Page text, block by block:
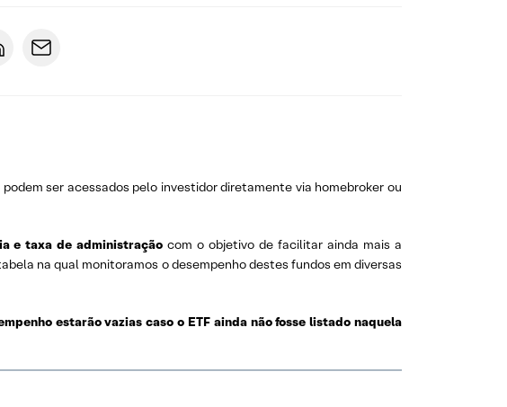
ser acessados pelo investidor diretamente via homebroker ou
e taxa de administraçãocom o objetivo de facilitar ainda mais a
na qual monitoramos o desempenho destes fundos em diversas
estarão vazias caso o ETF ainda não fosse listado naquela